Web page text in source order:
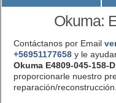
Okuma:
Contáctanos por Email
+56951177658y le
Okuma E4809-045-158-D
proporcionarle nuestro
reparación/reconstrucción.